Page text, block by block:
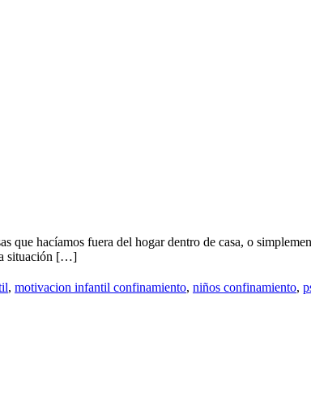
que hacíamos fuera del hogar dentro de casa, o
situación […]
, motivacion infantil confinamiento, niños confinamiento,